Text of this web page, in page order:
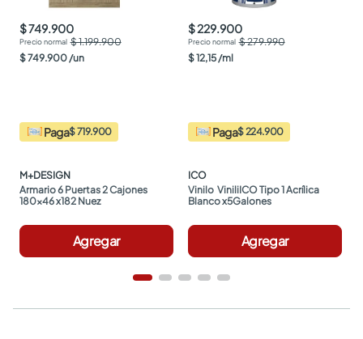
$ 749.900
$ 1.199.900
$749.900 /un
Paga$ 719.900
M+DESIGN
Armario 6 Puertas 2 Cajones
180x46 x182 Nuez
Agregar
$ 229.900
$ 279.990
$12,15 /ml
Paga$ 224.900
ICO
Vinilo  ViniliICO Tipo 1 Acrílica
Blanco x5Galones
Agregar